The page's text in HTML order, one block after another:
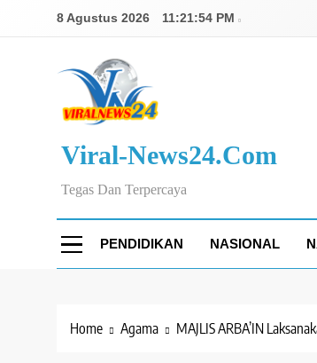
8 Agustus 2026 11:21:55 PM
Viral-News24.com
Tegas Dan Terpercaya
PENDIDIKAN NASIONAL
Home Agama MAJLIS ARBA’IN